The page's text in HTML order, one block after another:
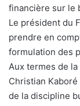
financière sur le
Le président du
prendre en
formulation des
Aux termes de
Christian
de la discipline